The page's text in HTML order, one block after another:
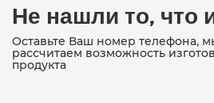
Не нашли то, что
Оставьте Ваш номер телефона,
рассчитаем возможность
продукта